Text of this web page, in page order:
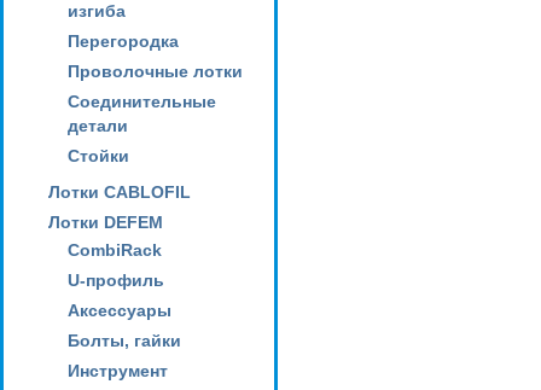
изгиба
Перегородка
Проволочные лотки
Соединительные
детали
Стойки
Лотки CABLOFIL
Лотки DEFEM
CombiRack
U-профиль
Аксессуары
Болты, гайки
Инструмент